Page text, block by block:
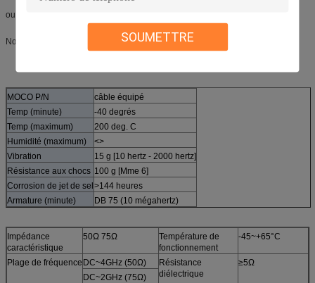
SOUMETTRE
ou recevez une citation, se sentent svp libres pour nous contacter.
Nous pouvons faire tous les types des câbles selon la demande des clients.
MOCO P/N
câble équipé
Temp (minute)
-40 degrés
Temp (maximum)
200 deg. C
Humidité (maximum)
<>
Vibration
15 g [10 hertz - 2000 hertz]
Résistance aux chocs 100 g [Mme 6]
Corrosion de jet de sel>144 heures
Armature (minute)
DB 75 (10 mégahertz)
Impédance
caractéristique
50Ω 75Ω
Température de
fonctionnement
-45~+65°C
Plage de fréquence DC~4GHz (50Ω)
Résistance
diélectrique
≥5Ω
DC~2GHz (75Ω)